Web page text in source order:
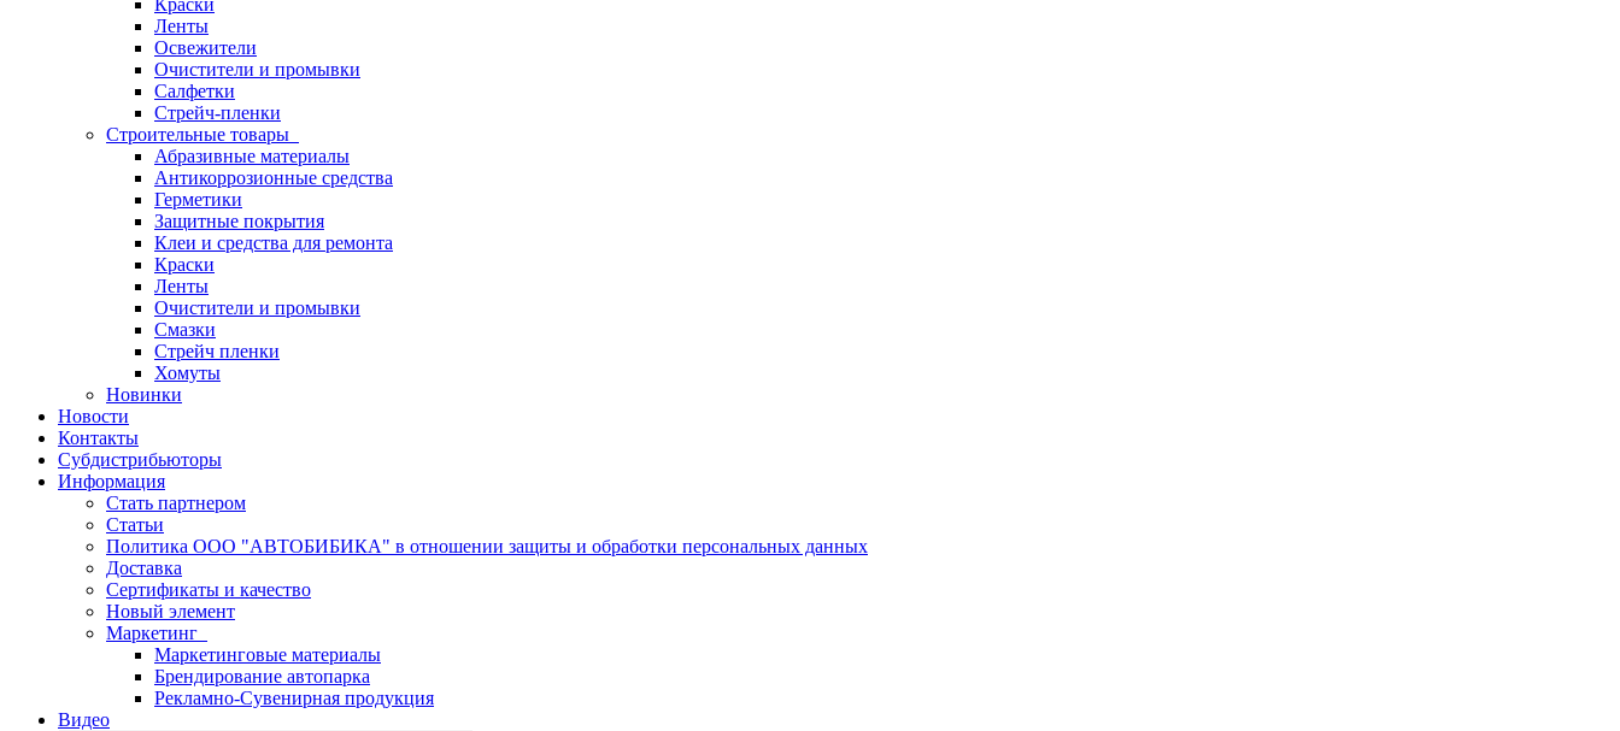
Краски
Ленты
Освежители
Очистители и промывки
Салфетки
Стрейч-пленки
Строительные товары
Абразивные материалы
Антикоррозионные средства
Герметики
Защитные покрытия
Клеи и средства для ремонта
Краски
Ленты
Очистители и промывки
Смазки
Стрейч пленки
Хомуты
Новинки
Новости
Контакты
Субдистрибьюторы
Информация
Стать партнером
Статьи
Политика ООО "АВТОБИБИКА" в отношении защиты и обработки персональных данных
Доставка
Сертификаты и качество
Новый элемент
Маркетинг
Маркетинговые материалы
Брендирование автопарка
Рекламно-Сувенирная продукция
Видео